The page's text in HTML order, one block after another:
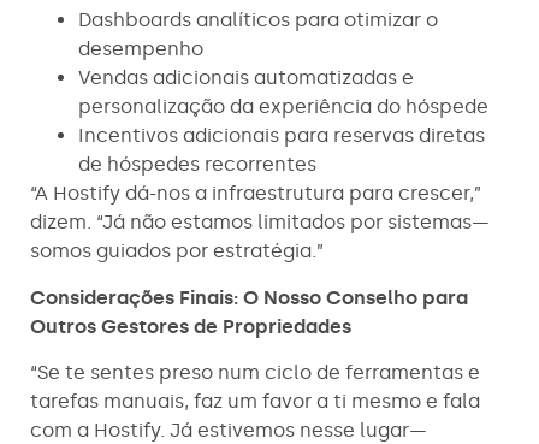
Dashboards analíticos para otimizar o
desempenho
Vendas adicionais automatizadas e
personalização da experiência do hóspede
Incentivos adicionais para reservas diretas
de hóspedes recorrentes
“A Hostify dá-nos a infraestrutura para crescer,”
dizem. “Já não estamos limitados por sistemas—
somos guiados por estratégia.”
Considerações Finais: O Nosso Conselho para
Outros Gestores de Propriedades
“Se te sentes preso num ciclo de ferramentas e
tarefas manuais, faz um favor a ti mesmo e fala
com a Hostify. Já estivemos nesse lugar—